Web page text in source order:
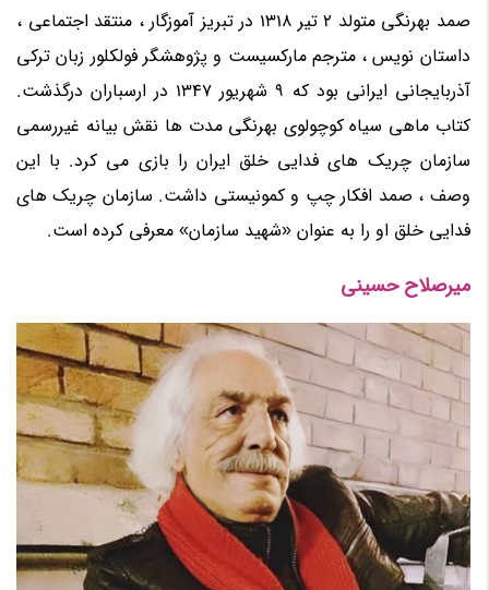
صمد بهرنگی متولد 2 تیر 1318 در تبریز آموزگار ، منتقد اجتماعی ،
داستان نویس ، مترجم مارکسیست و پژوهشگر فولکلور زبان ترکی
آذربایجانی ایرانی بود که 9 شهریور 1347 در ارسباران درگذشت.
کتاب ماهی سیاه کوچولوی بهرنگی مدت ها نقش بیانه غیررسمی
سازمان چریک های فدایی خلق ایران را بازی می کرد. با این
وصف ، صمد افکار چپ و کمونیستی داشت. سازمان چریک های
فدایی خلق او را به عنوان «شهید سازمان» معرفی کرده است.
میرصلاح حسینی